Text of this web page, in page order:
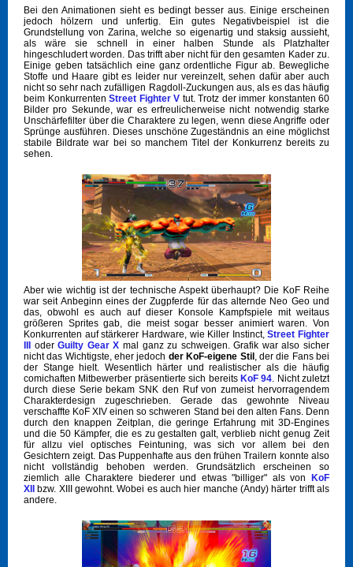
Bei den Animationen sieht es bedingt besser aus. Einige erscheinen
jedoch hölzern und unfertig. Ein gutes Negativbeispiel ist die
Grundstellung von Zarina, welche so eigenartig und staksig aussieht,
als wäre sie schnell in einer halben Stunde als Platzhalter
hingeschludert worden. Das trifft aber nicht für den gesamten Kader zu.
Einige geben tatsächlich eine ganz ordentliche Figur ab. Bewegliche
Stoffe und Haare gibt es leider nur vereinzelt, sehen dafür aber auch
nicht so sehr nach zufälligen Ragdoll-Zuckungen aus, als es das häufig
beim Konkurrenten Street Fighter V tut. Trotz der immer konstanten 60
Bilder pro Sekunde, war es erfreulicherweise nicht notwendig starke
Unschärfefilter über die Charaktere zu legen, wenn diese Angriffe oder
Sprünge ausführen. Dieses unschöne Zugeständnis an eine möglichst
stabile Bildrate war bei so manchem Titel der Konkurrenz bereits zu
sehen.
Aber wie wichtig ist der technische Aspekt überhaupt? Die KoF Reihe
war seit Anbeginn eines der Zugpferde für das alternde Neo Geo und
das, obwohl es auch auf dieser Konsole Kampfspiele mit weitaus
größeren Sprites gab, die meist sogar besser animiert waren. Von
Konkurrenten auf stärkerer Hardware, wie Killer Instinct,Street Fighter
oderGuilty Gear X mal ganz zu schweigen. Grafik war also sicher
nicht das Wichtigste, eher jedoch der KoF-eigene Stil , der die Fans bei
der Stange hielt. Wesentlich härter und realistischer als die häufig
comichaften Mitbewerber präsentierte sich bereits KoF 94. Nicht zuletzt
durch diese Serie bekam SNK den Ruf von zumeist hervorragendem
Charakterdesign zugeschrieben. Gerade das gewohnte Niveau
verschaffte KoF XIV einen so schweren Stand bei den alten Fans. Denn
durch den knappen Zeitplan, die geringe Erfahrung mit 3D-Engines
und die 50 Kämpfer, die es zu gestalten galt, verblieb nicht genug Zeit
für allzu viel optisches Feintuning, was sich vor allem bei den
Gesichtern zeigt. Das Puppenhafte aus den frühen Trailern konnte also
nicht vollständig behoben werden. Grundsätzlich erscheinen so
ziemlich alle Charaktere biederer und etwas "billiger" als von
KoF
XII
bzw. XIII gewohnt. Wobei es auch hier manche (Andy) härter trifft als
andere.